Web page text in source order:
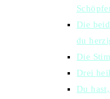
Die
du
Die
Drei
Du